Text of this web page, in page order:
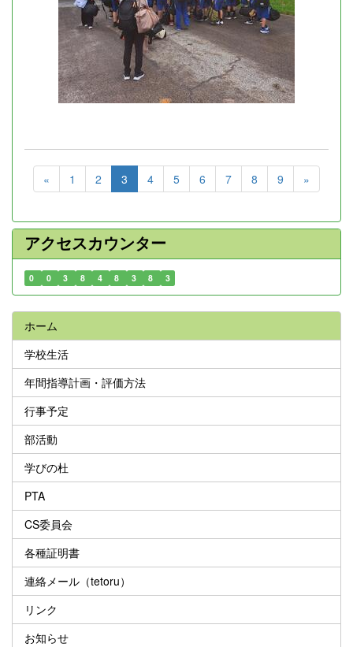
« 1 2 3 4 5 6 7 8 9 »
アクセスカウンター
0 0 3 8 4 8 3 8 3
ホーム
学校生活
年間指導計画・評価方法
行事予定
部活動
学びの杜
PTA
CS委員会
各種証明書
連絡メール（tetoru）
リンク
お知らせ